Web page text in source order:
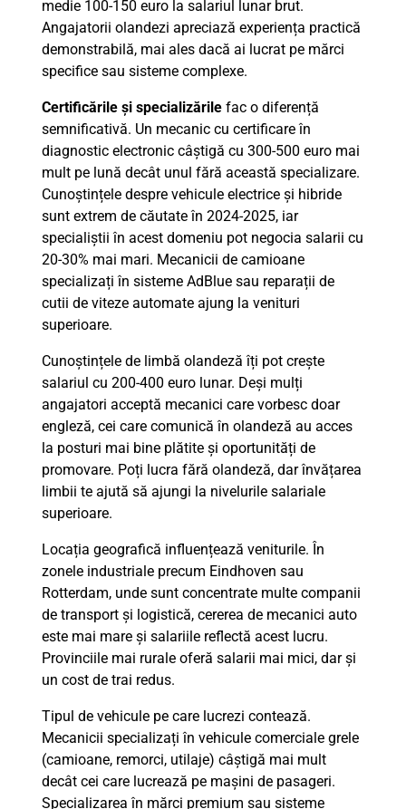
medie 100-150 euro la salariul lunar brut.
Angajatorii olandezi apreciază experiența practică
demonstrabilă, mai ales dacă ai lucrat pe mărci
specifice sau sisteme complexe.
Certificările și specializările fac o diferență
semnificativă. Un mecanic cu certificare în
diagnostic electronic câștigă cu 300-500 euro mai
mult pe lună decât unul fără această specializare.
Cunoștințele despre vehicule electrice și hibride
sunt extrem de căutate în 2024-2025, iar
specialiștii în acest domeniu pot negocia salarii cu
20-30% mai mari. Mecanicii de camioane
specializați în sisteme AdBlue sau reparații de
cutii de viteze automate ajung la venituri
superioare.
Cunoștințele de limbă olandeză îți pot crește
salariul cu 200-400 euro lunar. Deși mulți
angajatori acceptă mecanici care vorbesc doar
engleză, cei care comunică în olandeză au acces
la posturi mai bine plătite și oportunități de
promovare. Poți lucra fără olandeză, dar învățarea
limbii te ajută să ajungi la nivelurile salariale
superioare.
Locația geografică influențează veniturile. În
zonele industriale precum Eindhoven sau
Rotterdam, unde sunt concentrate multe companii
de transport și logistică, cererea de mecanici auto
este mai mare și salariile reflectă acest lucru.
Provinciile mai rurale oferă salarii mai mici, dar și
un cost de trai redus.
Tipul de vehicule pe care lucrezi contează.
Mecanicii specializați în vehicule comerciale grele
(camioane, remorci, utilaje) câștigă mai mult
decât cei care lucrează pe mașini de pasageri.
Specializarea în mărci premium sau sisteme